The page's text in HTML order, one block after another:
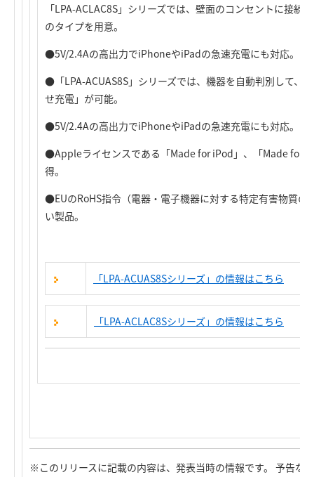
「LPA-ACLAC8S」シリーズでは、壁面のコンセントに接続
のタイプを用意。
●5V/2.4Aの高出力でiPhoneやiPadの急速充電にも対応。
●「LPA-ACUAS8S」シリーズでは、機器を自動判別して、
せ充電」が可能。
●5V/2.4Aの高出力でiPhoneやiPadの急速充電にも対応。
●Appleライセンスである「Made for iPod」、「Made for
得。
●EUのRoHS指令（電器・電子機器に対する特定有害物質の
い製品。
「LPA-ACUAS8Sシリーズ」の情報はこちら
「LPA-ACLAC8Sシリーズ」の情報はこちら
※このリリースに記載の内容は、発表当時の情報です。 予告な